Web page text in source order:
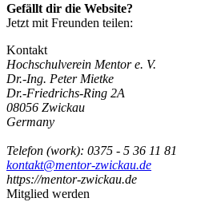
Gefällt dir die Website?
Jetzt mit Freunden teilen:
Kontakt
Hochschulverein Mentor e. V.
Dr.-Ing. Peter Mietke
Dr.-Friedrichs-Ring 2A
08056 Zwickau
Germany
Telefon (work): 0375 - 5 36 11 81
kontakt@mentor-zwickau.de
https://mentor-zwickau.de
Mitglied werden